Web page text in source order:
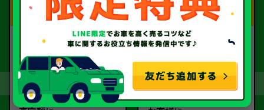
Step.3
契約
Step.4
お引取り